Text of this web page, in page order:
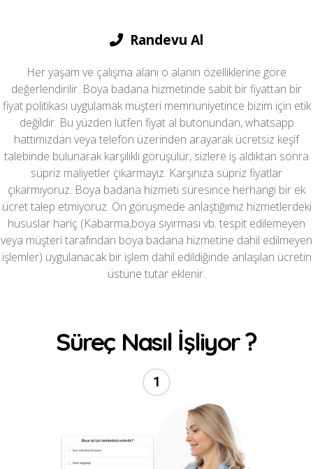
Randevu Al
Her yaşam ve çalışma alanı o alanın özelliklerine göre
değerlendirilir. Boya badana hizmetinde sabit bir fiyattan bir
fiyat politikası uygulamak müşteri memnuniyetince bizim için etik
değildir. Bu yüzden lütfen fiyat al butonundan, whatsapp
hattımızdan veya telefon üzerinden arayarak ücretsiz keşif
talebinde bulunarak karşılıklı görüşülür, sizlere iş aldıktan sonra
süpriz maliyetler çıkarmayız. Karşınıza süpriz fiyatlar
çıkarmıyoruz. Boya badana hizmeti süresince herhangi bir ek
ücret talep etmiyoruz. Ön görüşmede anlaştığımız hizmetlerdeki
hususlar hariç (Kabarma,boya sıyırması vb. tespit edilemeyen
veya müşteri tarafından boya badana hizmetine dahil edilmeyen
işlemler) uygulanacak bir işlem dahil edildiğinde anlaşılan ücretin
üstüne tutar eklenir.
Süreç Nasıl İşliyor ?
//
1